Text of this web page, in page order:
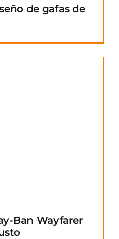
de gafas de
Ban Wayfarer